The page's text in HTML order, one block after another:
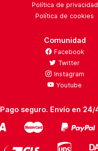
Política de privacidad
Política de cookies
Comunidad
Facebook
Twitter
Instagram
Youtube
Pago seguro. Envío en 24/